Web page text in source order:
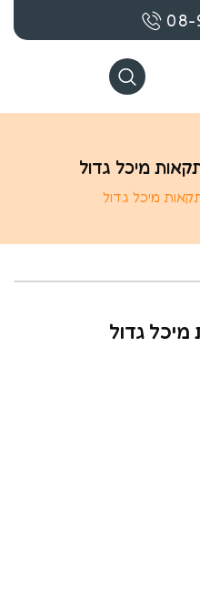
08-
מיכל גדול
מיכל גדול
גדול